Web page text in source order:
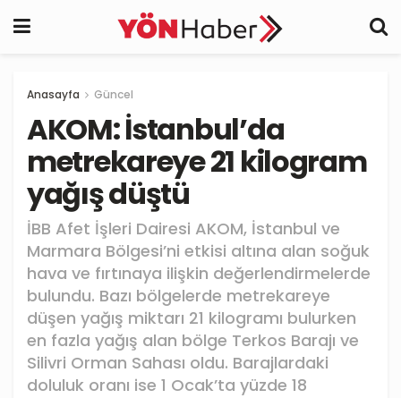
Anasayfa Güncel
AKOM: İstanbul’da
metrekareye 21 kilogram
yağış düştü
İBB Afet İşleri Dairesi AKOM, İstanbul ve
Marmara Bölgesi’ni etkisi altına alan soğuk
hava ve fırtınaya ilişkin değerlendirmelerde
bulundu. Bazı bölgelerde metrekareye
düşen yağış miktarı 21 kilogramı bulurken
en fazla yağış alan bölge Terkos Barajı ve
Silivri Orman Sahası oldu. Barajlardaki
doluluk oranı ise 1 Ocak’ta yüzde 18